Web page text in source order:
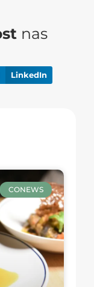
nas
LinkedIn
CONEWS